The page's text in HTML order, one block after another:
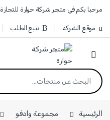
Skip to navigation
Skip to content
مرحبا بكم في متجر شركة حوارة
موقع الشركة تتبع الطلب
البحث عن:
الرئيسية مجموعة وادفو